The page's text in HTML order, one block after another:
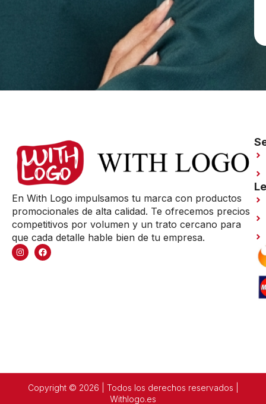
En With Logo impulsamos tu marca con productos
promocionales de alta calidad. Te ofrecemos precios
competitivos por volumen y un trato cercano para
que cada detalle hable bien de tu empresa.
Copyright © 2026 | Todos los derechos reservados |
Withlogo.es